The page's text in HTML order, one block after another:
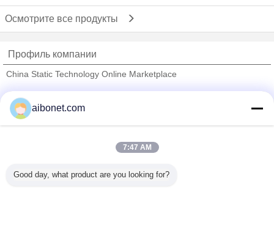
Осмотрите все продукты
Профиль компании
China Static Technology Online Marketplace
Trust Seal
Все продукты
aibonet.com
7:47 AM
Good day, what product are you looking for?